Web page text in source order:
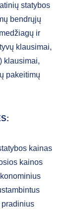
statybos
bendrųjų
ir
klausimai,
klausimai,
pakeitimų
kainas
kainos